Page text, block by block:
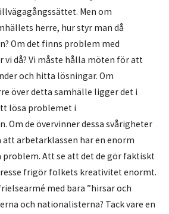
Men om
herre, hur styr man då
Om det finns problem med
vi då? Vi måste hålla möten för att
och hitta lösningar. Om
över detta samhälle ligger det i
lösa problemet i
Om de övervinner dessa svårigheter
arbetarklassen har en enorm
Att se att det de gör faktiskt
frigör folkets kreativitet enormt.
med bara ”hirsar och
och nationalisterna? Tack vare en